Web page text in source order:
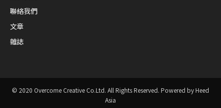
聯絡我們
文章
雜誌
© 2020 Overcome Creative Co.Ltd. All Rights Reserved. Powered by Heed
Asia